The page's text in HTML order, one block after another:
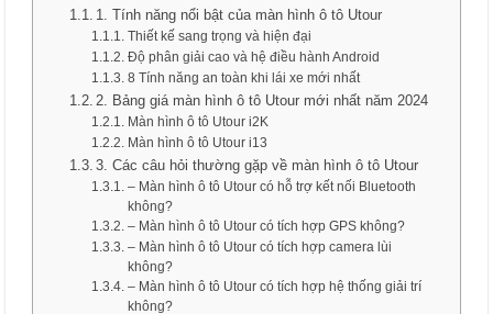
1. Tính năng nổi bật của màn hình ô tô Utour
Thiết kế sang trọng và hiện đại
Độ phân giải cao và hệ điều hành Android
8 Tính năng an toàn khi lái xe mới nhất
2. Bảng giá màn hình ô tô Utour mới nhất năm 2024
Màn hình ô tô Utour i2K
Màn hình ô tô Utour i13
3. Các câu hỏi thường gặp về màn hình ô tô Utour
– Màn hình ô tô Utour có hỗ trợ kết nối Bluetooth
không?
– Màn hình ô tô Utour có tích hợp GPS không?
– Màn hình ô tô Utour có tích hợp camera lùi
không?
– Màn hình ô tô Utour có tích hợp hệ thống giải trí
không?